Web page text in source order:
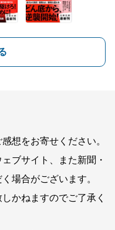
想をお寄せください。
ブサイト、また新聞・
場合がございます。
かねますのでご了承く